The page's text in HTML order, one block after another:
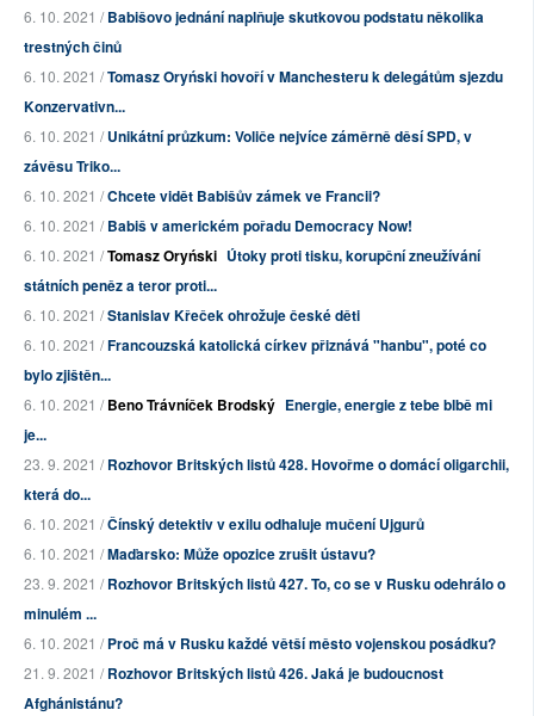
6. 10. 2021 /Babišovo jednání naplňuje skutkovou podstatu několika
trestných činů
6. 10. 2021 /Tomasz Oryński hovoří v Manchesteru k delegátům sjezdu
Konzervativn...
6. 10. 2021 /Unikátní průzkum: Voliče nejvíce záměrně děsí SPD, v
závěsu Triko...
6. 10. 2021 /Chcete vidět Babišův zámek ve Francii?
6. 10. 2021 /Babiš v americkém pořadu Democracy Now!
6. 10. 2021 /Tomasz Oryński Útoky proti tisku, korupční zneužívání
státních peněz a teror proti...
6. 10. 2021 /Stanislav Křeček ohrožuje české děti
6. 10. 2021 /Francouzská katolická církev přiznává "hanbu", poté co
bylo zjištěn...
6. 10. 2021 /Beno Trávníček Brodský Energie, energie z tebe blbě mi
je...
23. 9. 2021 /Rozhovor Britských listů 428. Hovořme o domácí oligarchii,
která do...
6. 10. 2021 /Čínský detektiv v exilu odhaluje mučení Ujgurů
6. 10. 2021 /Maďarsko: Může opozice zrušit ústavu?
23. 9. 2021 /Rozhovor Britských listů 427. To, co se v Rusku odehrálo o
minulém ...
6. 10. 2021 /Proč má v Rusku každé větší město vojenskou posádku?
21. 9. 2021 /Rozhovor Britských listů 426. Jaká je budoucnost
Afghánistánu?